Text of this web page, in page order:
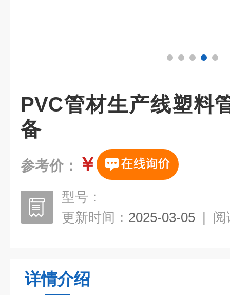
PVC管材生产线塑料
备
参考价： ￥
型号：
更新时间： 2025-03-05 | 阅
详情介绍